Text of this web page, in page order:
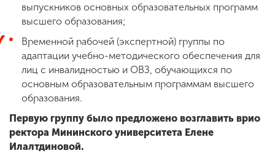
выпускников основных образовательных программ
высшего образования;
Временной рабочей (экспертной) группы по
адаптации учебно-методического обеспечения для
лиц с инвалидностью и ОВЗ, обучающихся по
основным образовательным программам высшего
образования.
Первую группу было предложено возглавить врио
ректора Мининского университета Елене
Илалтдиновой.